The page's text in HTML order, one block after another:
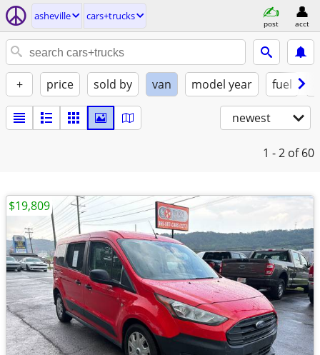
asheville cars+trucks
post acct
+ price sold by van model year fuel
newest
1 - 2 of 60
$19,809